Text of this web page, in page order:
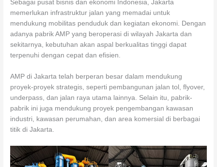
Sebagai pusat bisnis dan ekonomi Indonesia, Jakarta
memerlukan infrastruktur jalan yang memadai untuk
mendukung mobilitas penduduk dan kegiatan ekonomi. Dengan
adanya pabrik AMP yang beroperasi di wilayah Jakarta dan
sekitarnya, kebutuhan akan aspal berkualitas tinggi dapat
terpenuhi dengan cepat dan efisien.
AMP di Jakarta telah berperan besar dalam mendukung
proyek-proyek strategis, seperti pembangunan jalan tol, flyover,
underpass, dan jalan raya utama lainnya. Selain itu, pabrik-
pabrik ini juga mendukung proyek pengembangan kawasan
industri, kawasan perumahan, dan area komersial di berbagai
titik di Jakarta.